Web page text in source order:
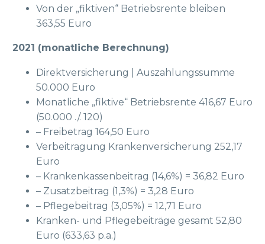
Von der „fiktiven“ Betriebsrente bleiben
363,55 Euro
2021 (monatliche Berechnung)
Direktversicherung | Auszahlungssumme
50.000 Euro
Monatliche „fiktive“ Betriebsrente 416,67 Euro
(50.000 ./. 120)
– Freibetrag 164,50 Euro
Verbeitragung Krankenversicherung 252,17
Euro
– Krankenkassenbeitrag (14,6%) = 36,82 Euro
– Zusatzbeitrag (1,3%) = 3,28 Euro
– Pflegebeitrag (3,05%) = 12,71 Euro
Kranken- und Pflegebeiträge gesamt 52,80
Euro (633,63 p.a.)